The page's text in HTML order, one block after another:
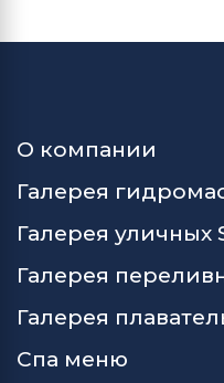
О компании
Галерея
Галерея уличных
Галерея
Галерея
Спа меню